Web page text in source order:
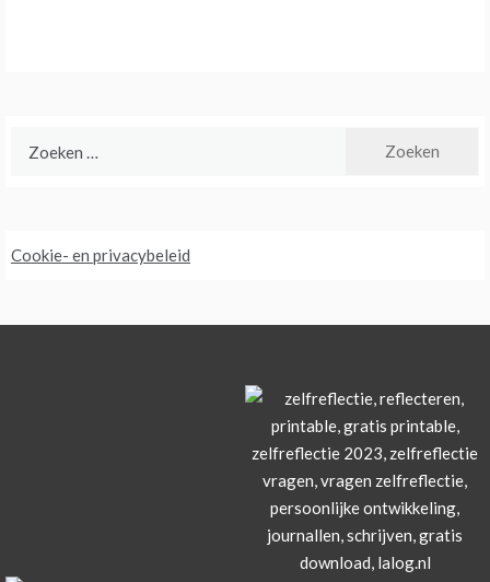
Cookie- en privacybeleid